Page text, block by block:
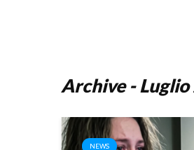
Archive - Luglio
NEWS